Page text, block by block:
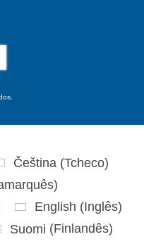
Čeština (Tcheco)
)
English (Inglês)
Suomi (Finlandês)